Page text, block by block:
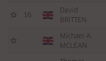
16
David
BRITTEN
Michael A.
MCLEAN